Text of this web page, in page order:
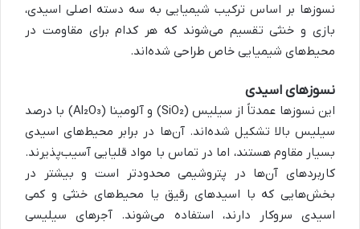
نسوزها بر اساس ترکیب شیمیایی به سه دسته اصلی اسیدی،
بازی و خنثی تقسیم می‌شوند که هر کدام برای مقاومت در
محیط‌های شیمیایی خاص طراحی شده‌اند.
نسوزهای اسیدی
این نسوزها عمدتاً از سیلیس (SiO₂) و آلومینا (Al₂O₃) با درصد
سیلیس بالا تشکیل شده‌اند. آن‌ها در برابر محیط‌های اسیدی
بسیار مقاوم هستند، اما در تماس با مواد قلیایی آسیب‌پذیرند.
کاربردهای آن‌ها در پتروشیمی محدودتر است و بیشتر در
بخش‌هایی که با اسیدهای رقیق یا محیط‌های خنثی و کمی
اسیدی سروکار دارند، استفاده می‌شوند. آجرهای سیلیسی